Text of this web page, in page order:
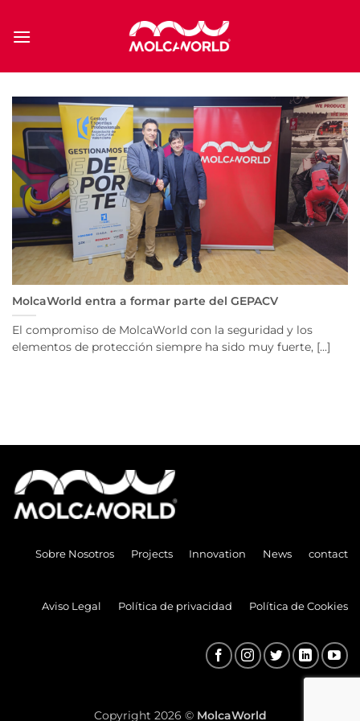
MolcaWorld entra a formar parte del GEPACV
El compromiso de MolcaWorld con la seguridad y los
elementos de protección siempre ha sido muy fuerte, [...]
contact
News
Innovation
Projects
Sobre Nosotros
Política de Cookies
Política de privacidad
Aviso Legal
Copyright 2026 © MolcaWorld